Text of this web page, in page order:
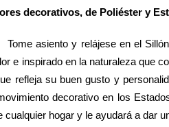
decorativos, de Poliéster y
Tome asiento y relájese en el
e inspirado en la naturaleza que
refleja su buen gusto y
decorativo en los
cualquier hogar y le ayudará a dar